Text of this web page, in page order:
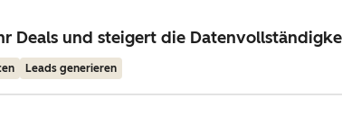
Deals und steigert die
Leads generieren